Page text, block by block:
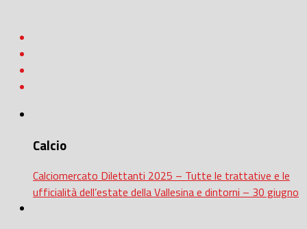
Calcio
Calciomercato Dilettanti 2025 – Tutte le trattative e le
ufficialità dell’estate della Vallesina e dintorni – 30 giugno